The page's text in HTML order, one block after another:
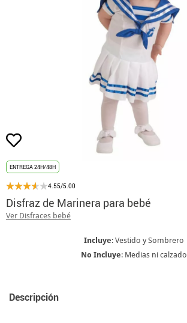
ENTREGA 24H/48H
4.55/5.00
Disfraz de Marinera para bebé
Ver Disfraces bebé
Incluye: Vestido y Sombrero
No Incluye: Medias ni calzado
Descripción